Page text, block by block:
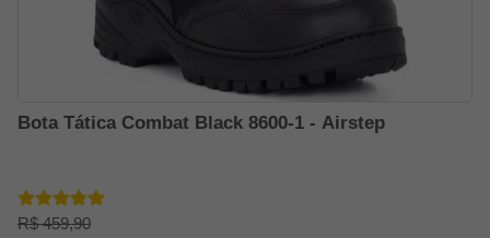
Bota Tática Combat Black 8600-1 - Airstep
R$ 459,90